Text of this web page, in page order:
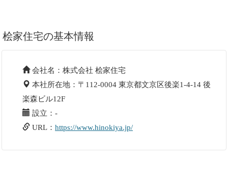
桧家住宅の基本情報
会社名：株式会社 桧家住宅
本社所在地：〒112-0004 東京都文京区後楽1-4-14 後
楽森ビル12F
設立：-
URL： https://www.hinokiya.jp/